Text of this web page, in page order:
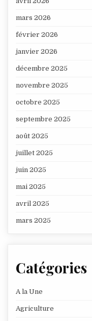
mars 2026
février 2026
janvier 2026
décembre 2025
novembre 2025
octobre 2025
septembre 2025
août 2025
juillet 2025
juin 2025
mai 2025
avril 2025
mars 2025
Catégories
A la Une
Agriculture